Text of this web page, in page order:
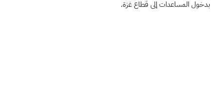
بدخول المساعدات إلى قطاع غزة.